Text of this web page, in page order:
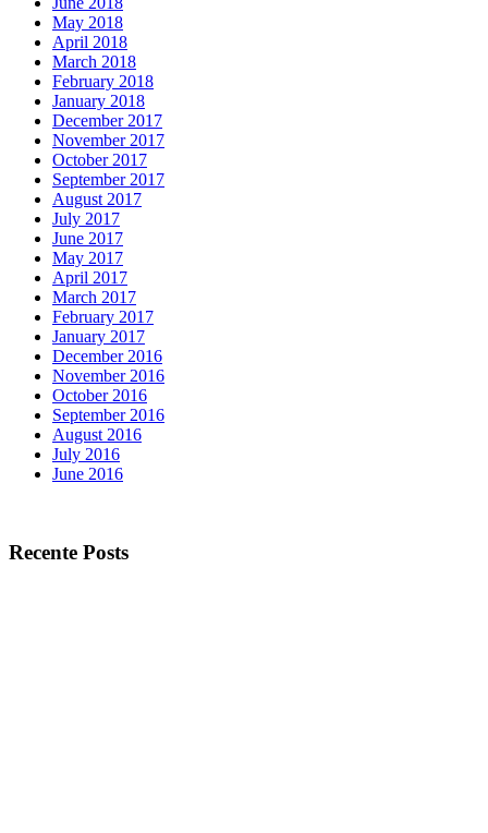
May 2018
April 2018
March 2018
February 2018
January 2018
December 2017
November 2017
October 2017
September 2017
August 2017
July 2017
June 2017
May 2017
April 2017
March 2017
February 2017
January 2017
December 2016
November 2016
October 2016
September 2016
August 2016
July 2016
June 2016
Recente Posts